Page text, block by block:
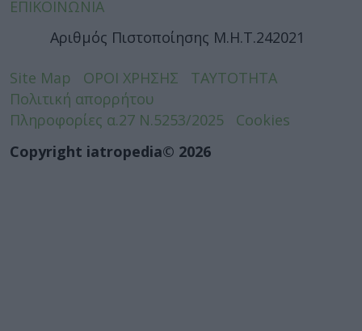
ΕΠΙΚΟΙΝΩΝΙΑ
Αριθμός Πιστοποίησης Μ.Η.Τ.242021
Site Map ΟΡΟΙ ΧΡΗΣΗΣ
ΤΑΥΤΟΤΗΤΑ
Πολιτική απορρήτου
Πληροφορίες α.27 Ν.5253/2025
Cookies
Copyright iatropedia© 2026